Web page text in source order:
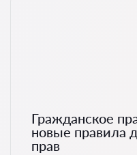
Гражданское
новые правила
прав